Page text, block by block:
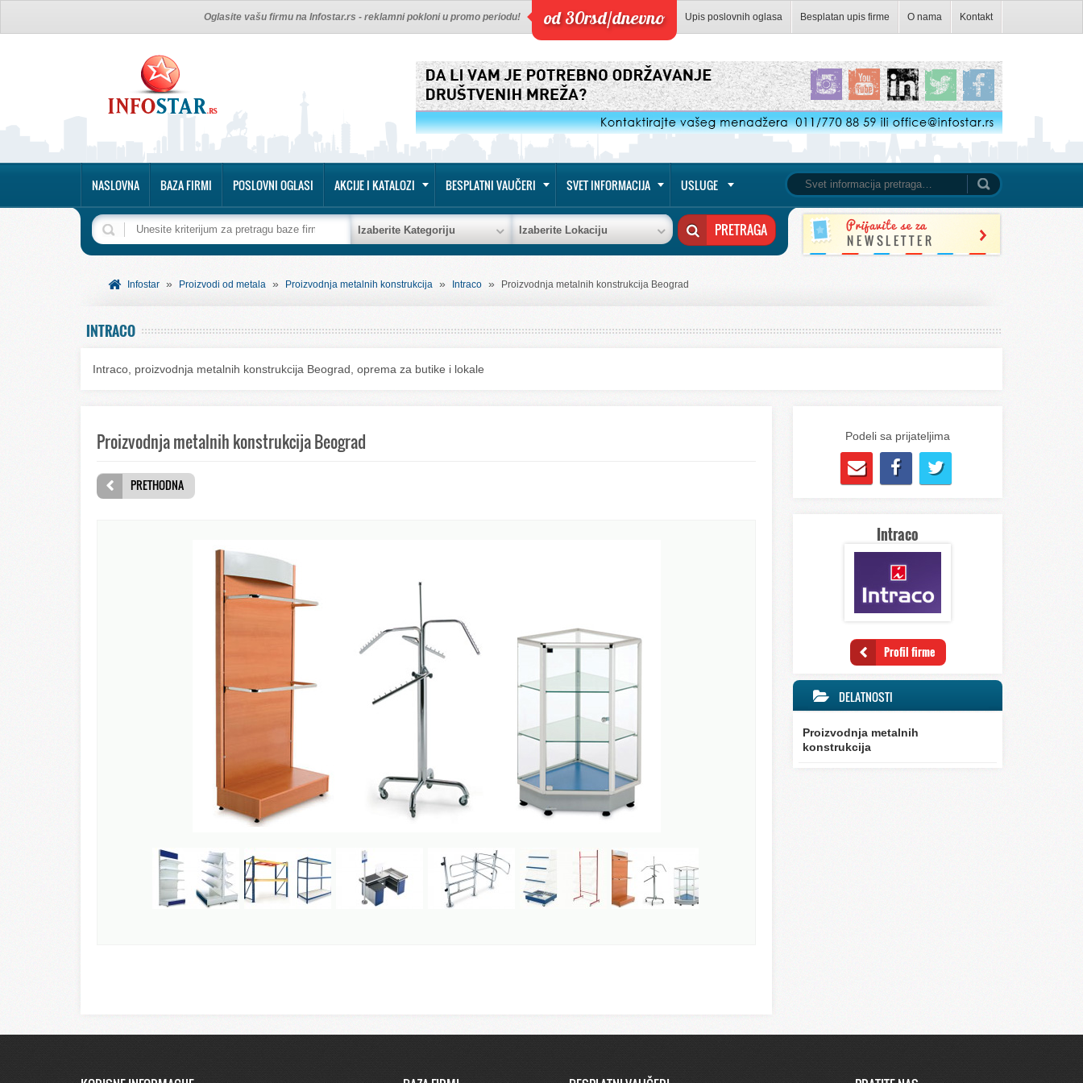
Upis poslovnih oglasa Besplatan upis firme O nama Kontakt
od 30rsd/dnevno
Oglasite vašu firmu na Infostar.rs - reklamni pokloni u promo periodu!
NASLOVNA BAZA FIRMI POSLOVNI OGLASI AKCIJE I KATALOZI BESPLATNI VAUČERI SVET INFORMACIJA USLUGE
Izaberite Kategoriju Izaberite Lokaciju
Infostar » Proizvodi od metala » Proizvodnja metalnih konstrukcija » Intraco » Proizvodnja metalnih konstrukcija Beograd
INTRACO
Intraco, proizvodnja metalnih konstrukcija Beograd, oprema za butike i lokale
Proizvodnja metalnih konstrukcija Beograd
PRETHODNA
Podeli sa prijateljima
Intraco
Profil firme
DELATNOSTI
Proizvodnja metalnih
konstrukcija